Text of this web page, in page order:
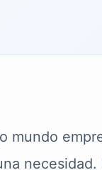
mundo